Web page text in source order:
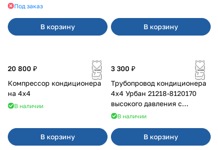
Под заказ
В корзину В корзину
20 800 ₽
Компрессор кондиционера
на 4х4
В наличии
В корзину
3 300 ₽
Трубопровод кондиционера
4x4 Урбан 21218-8120170
высокого давления с
датчиком 8450083091
В наличии
В корзину